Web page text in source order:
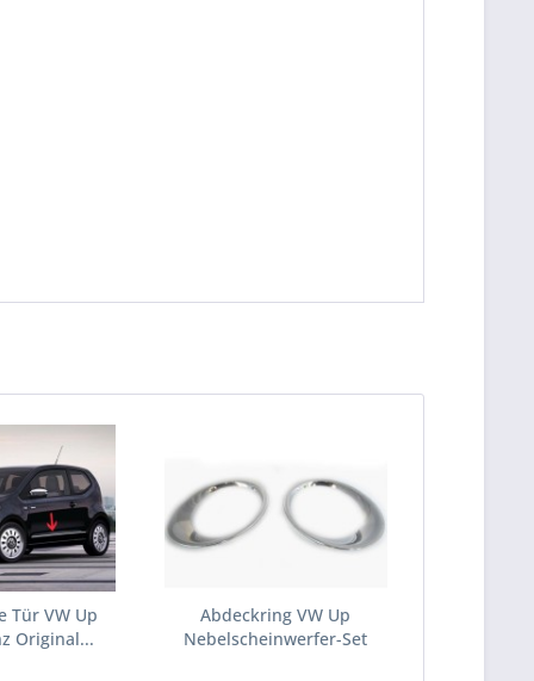
Tür VW Up
Original...
Abdeckring VW Up
Nebelscheinwerfer-Set